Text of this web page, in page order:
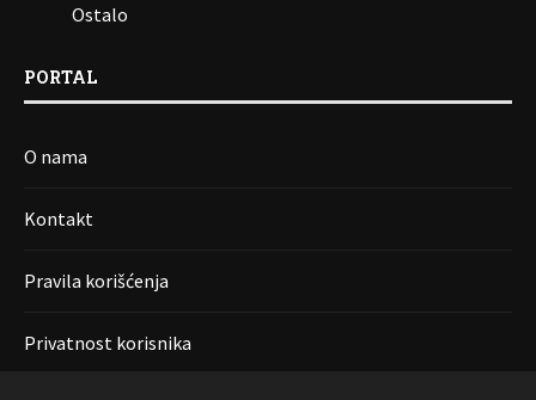
Ostalo
PORTAL
O nama
Kontakt
Pravila korišćenja
Privatnost korisnika